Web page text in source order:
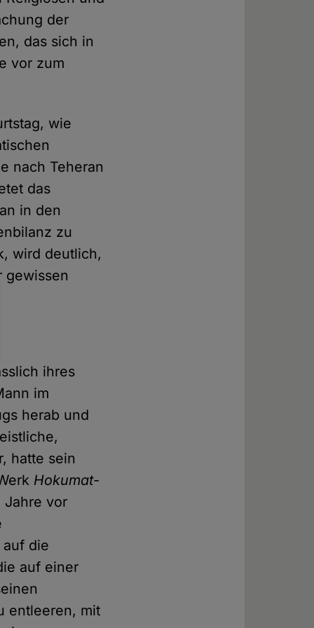
der
das sich in
vor zum
wie
nach Teheran
das
in den
zu
wird deutlich,
gewissen
ihres
im
herab und
hatte sein
Hokumat-
Jahre vor
die
auf einer
entleeren, mit